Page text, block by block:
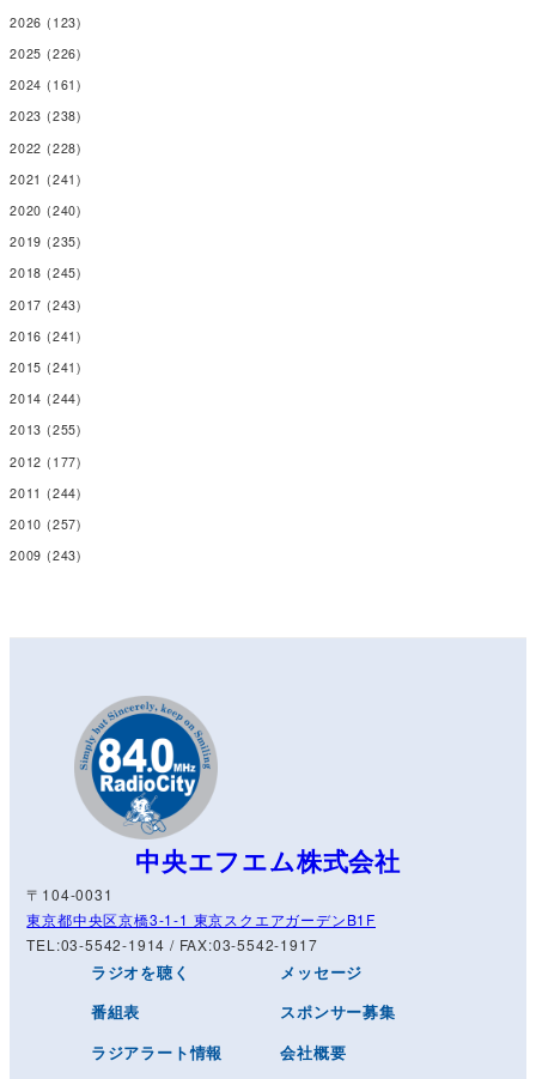
2026 (123)
2025 (226)
2024 (161)
2023 (238)
2022 (228)
2021 (241)
2020 (240)
2019 (235)
2018 (245)
2017 (243)
2016 (241)
2015 (241)
2014 (244)
2013 (255)
2012 (177)
2011 (244)
2010 (257)
2009 (243)
中央エフエム株式会社
〒104-0031
東京都中央区京橋3-1-1 東京スクエアガーデンB1F
TEL:03-5542-1914 / FAX:03-5542-1917
ラジオを聴く
番組表
ラジアラート情報
メッセージ
スポンサー募集
会社概要